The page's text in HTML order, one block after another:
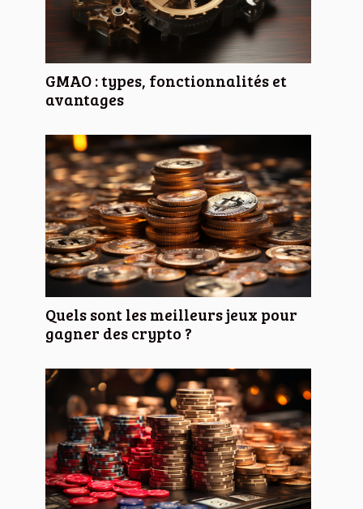
GMAO : types, fonctionnalités et
avantages
Quels sont les meilleurs jeux pour
gagner des crypto ?